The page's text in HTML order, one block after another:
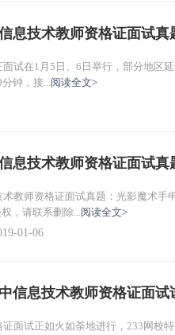
息技术教师资格证面试真
试在1月5日、6日举行，部分地区
钟，接...阅读全文>
息技术教师资格证面试
教师资格证面试真题：光影魔术手
，请联系删除...阅读全文>
01-06
信息技术教师资格证面试
面试正如火如荼地进行，233网校